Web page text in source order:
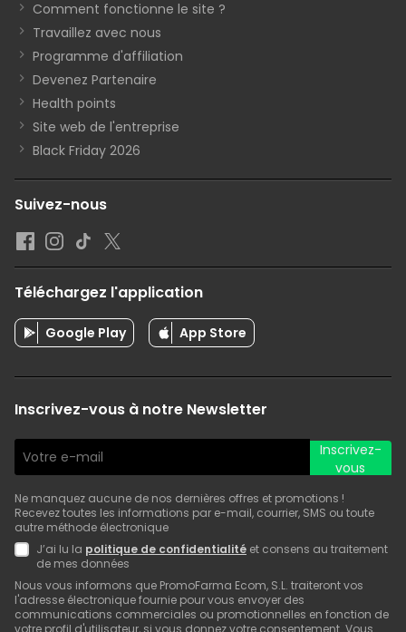
Comment fonctionne le site ?
Travaillez avec nous
Programme d'affiliation
Devenez Partenaire
Health points
Site web de l'entreprise
Black Friday 2026
Suivez-nous
Téléchargez l'application
Google Play App Store
Inscrivez-vous à notre Newsletter
Inscrivez-
vous
Ne manquez aucune de nos dernières offres et promotions !
Recevez toutes les informations par e-mail, courrier, SMS ou toute
autre méthode électronique
J’ai lu la politique de confidentialité et consens au traitement
de mes données
Nous vous informons que PromoFarma Ecom, S.L. traiteront vos
l'adresse électronique fournie pour vous envoyer des
communications commerciales ou promotionnelles en fonction de
votre profil d'utilisateur, si vous donnez votre consentement. Vous